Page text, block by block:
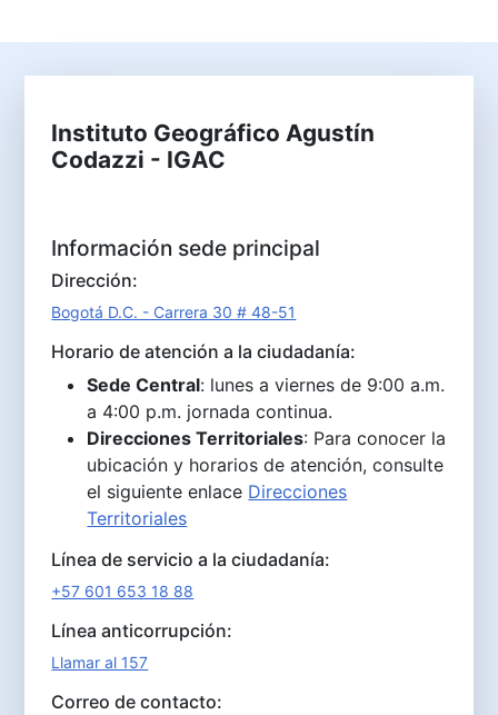
Instituto Geográfico Agustín
Codazzi - IGAC
Información sede principal
Dirección:
Bogotá D.C. - Carrera 30 # 48-51
Horario de atención a la ciudadanía:
Sede Central: lunes a viernes de 9:00 a.m.
a 4:00 p.m. jornada continua.
Direcciones Territoriales: Para conocer la
ubicación y horarios de atención, consulte
el siguiente enlace Direcciones
Territoriales
Línea de servicio a la ciudadanía:
+57 601 653 18 88
Línea anticorrupción:
Llamar al 157
Correo de contacto: